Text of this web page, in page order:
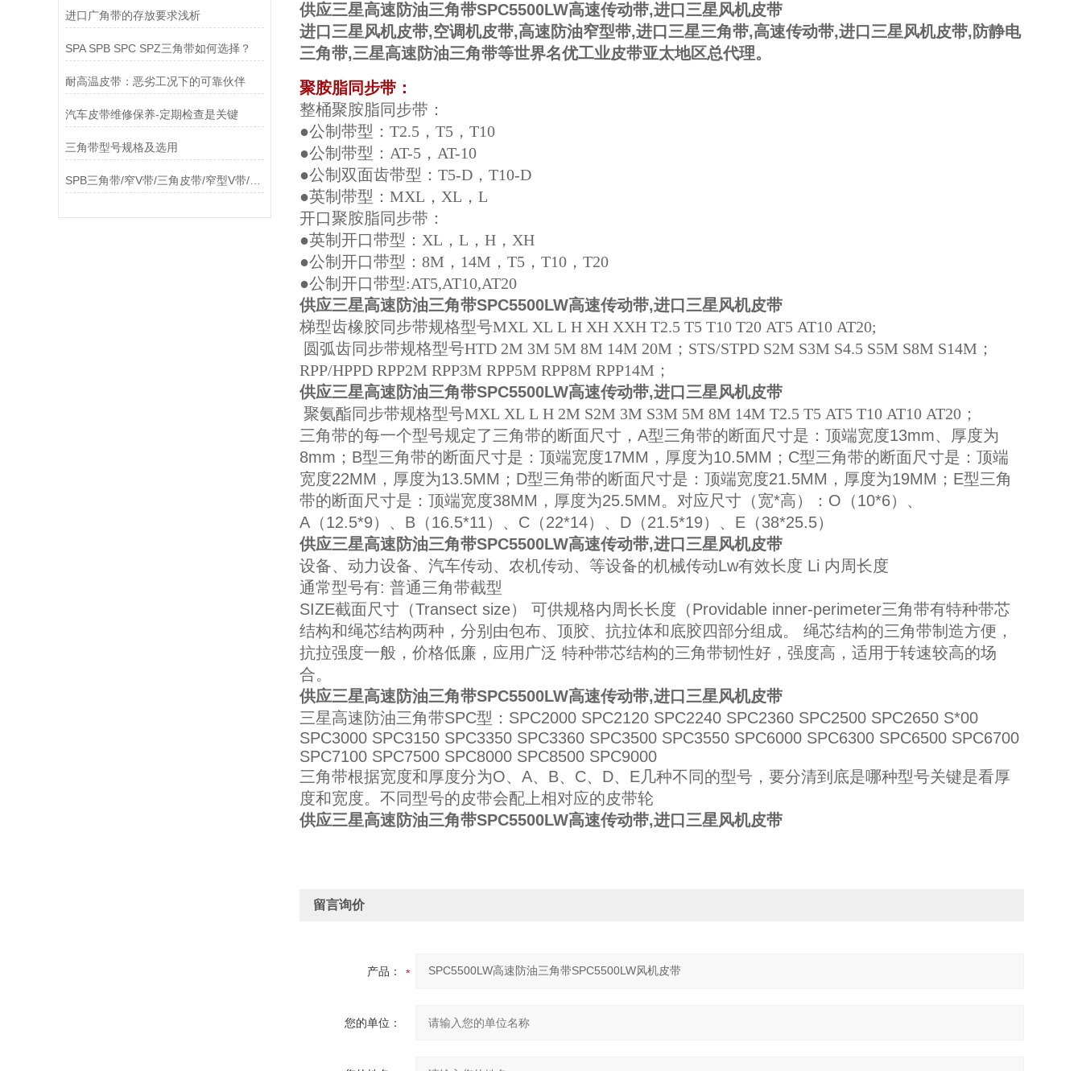
进口广角带的存放要求浅析
SPA SPB SPC SPZ三角带如何选择？
耐高温皮带：恶劣工况下的可靠伙伴
汽车皮带维修保养-定期检查是关键
三角带型号规格及选用
SPB三角带/窄V带/三角皮带/窄型V带/窄型三角带
供应三星高速防油三角带SPC5500LW高速传动带,进口三星风机皮带
进口三星风机皮带,空调机皮带,高速防油窄型带,进口三星三角带,高速传动带,进口三星风机皮带,防静电
三角带,三星高速防油三角带等世界名优工业皮带亚太地区总代理。
聚胺脂同步带：
整桶聚胺脂同步带：
●公制带型：T2.5，T5，T10
●公制带型：AT-5，AT-10
●公制双面齿带型：T5-D，T10-D
●英制带型：MXL，XL，L
开口聚胺脂同步带：
●英制开口带型：XL，L，H，XH
●公制开口带型：8M，14M，T5，T10，T20
●公制开口带型:AT5,AT10,AT20
供应三星高速防油三角带SPC5500LW高速传动带,进口三星风机皮带
梯型齿橡胶同步带规格型号MXL XL L H XH XXH T2.5 T5 T10 T20 AT5 AT10 AT20;
圆弧齿同步带规格型号HTD 2M 3M 5M 8M 14M 20M；STS/STPD S2M S3M S4.5 S5M S8M S14M；
RPP/HPPD RPP2M RPP3M RPP5M RPP8M RPP14M；
供应三星高速防油三角带SPC5500LW高速传动带,进口三星风机皮带
聚氨酯同步带规格型号MXL XL L H 2M S2M 3M S3M 5M 8M 14M T2.5 T5 AT5 T10 AT10 AT20；
三角带的每一个型号规定了三角带的断面尺寸，A型三角带的断面尺寸是：顶端宽度13mm、厚度为
8mm；B型三角带的断面尺寸是：顶端宽度17MM，厚度为10.5MM；C型三角带的断面尺寸是：顶端
宽度22MM，厚度为13.5MM；D型三角带的断面尺寸是：顶端宽度21.5MM，厚度为19MM；E型三角
带的断面尺寸是：顶端宽度38MM，厚度为25.5MM。对应尺寸（宽*高）：O（10*6）、
A（12.5*9）、B（16.5*11）、C（22*14）、D（21.5*19）、E（38*25.5）
供应三星高速防油三角带SPC5500LW高速传动带,进口三星风机皮带
设备、动力设备、汽车传动、农机传动、等设备的机械传动Lw有效长度 Li 内周长度
通常型号有: 普通三角带截型
SIZE截面尺寸（Transect size） 可供规格内周长长度（Providable inner-perimeter三角带有特种带芯
结构和绳芯结构两种，分别由包布、顶胶、抗拉体和底胶四部分组成。 绳芯结构的三角带制造方便，
抗拉强度一般，价格低廉，应用广泛 特种带芯结构的三角带韧性好，强度高，适用于转速较高的场
合。
供应三星高速防油三角带SPC5500LW高速传动带,进口三星风机皮带
三星高速防油三角带SPC型：SPC2000 SPC2120 SPC2240 SPC2360 SPC2500 SPC2650 S*00
SPC3000 SPC3150 SPC3350 SPC3360 SPC3500 SPC3550 SPC6000 SPC6300 SPC6500 SPC6700
SPC7100 SPC7500 SPC8000 SPC8500 SPC9000
三角带根据宽度和厚度分为O、A、B、C、D、E几种不同的型号，要分清到底是哪种型号关键是看厚
度和宽度。不同型号的皮带会配上相对应的皮带轮
供应三星高速防油三角带SPC5500LW高速传动带,进口三星风机皮带
留言询价
产品：
您的单位：